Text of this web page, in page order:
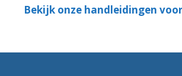
Bekijk onze handleidingen